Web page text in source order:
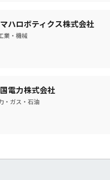
ハロボティクス株式会社
業・機械
電力株式会社
・ガス・石油